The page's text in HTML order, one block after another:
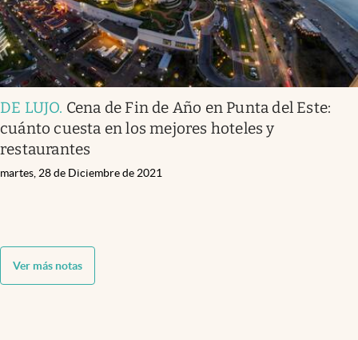
DE LUJO. Cena de Fin de Año en Punta del Este:
cuánto cuesta en los mejores hoteles y
restaurantes
martes, 28 de Diciembre de 2021
Ver más notas